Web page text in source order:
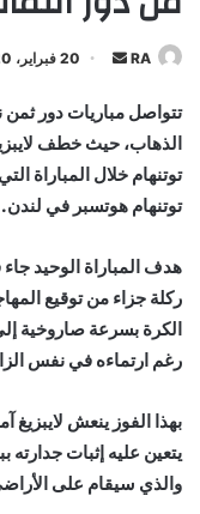
RA
أرسل
إلكترونيا
20 فبراير، 2020
تتواصل مباريات دور ثمن
الذهاب، حيث خطف
توتنهام خلال المباراة
توتنهام هوتسبر في لندن.
ركلة جزاء من توقيع
الكرة بسرعة صاروخية
رغم ارتماءه في نفس
بهذا الفوز ينعش لايبزيغ
يتعين عليه إثبات جدارته
والذي سيقام على